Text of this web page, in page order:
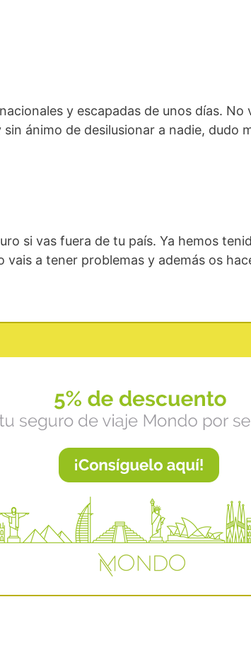
y escapadas de unos días.
ánimo de desilusionar a nadie, dudo
si vas fuera de tu país. Ya hemos
vais a tener problemas y además os